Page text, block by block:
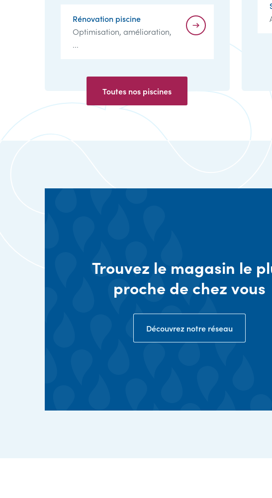
Toutes nos piscines
Rénovation piscine
Optimisation, amélioration,
...
Trouvez le magasin le
proche de chez vous
Découvrez notre réseau